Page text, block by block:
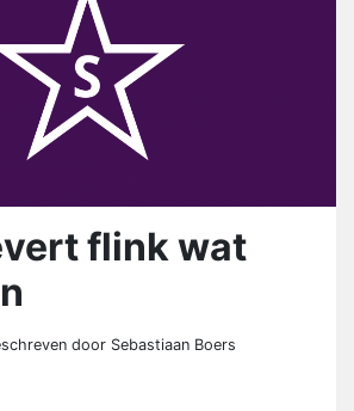
flink wat
door Sebastiaan Boers